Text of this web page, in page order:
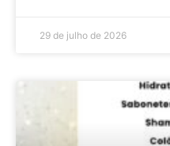
29 de julho de 2026